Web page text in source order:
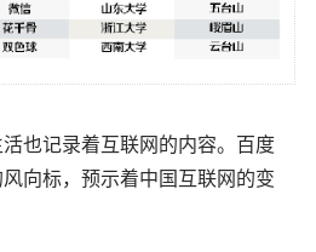
也记录着互联网的内容。百度
向标，预示着中国互联网的变